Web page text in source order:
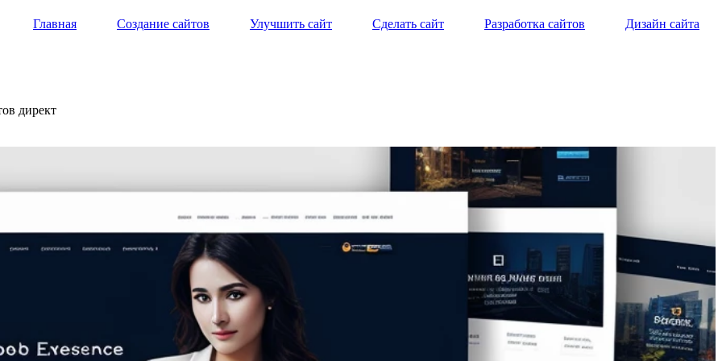
Главная Создание сайтов Улучшить сайт Сделать сайт Разработка сайтов Дизайн сайта
директ